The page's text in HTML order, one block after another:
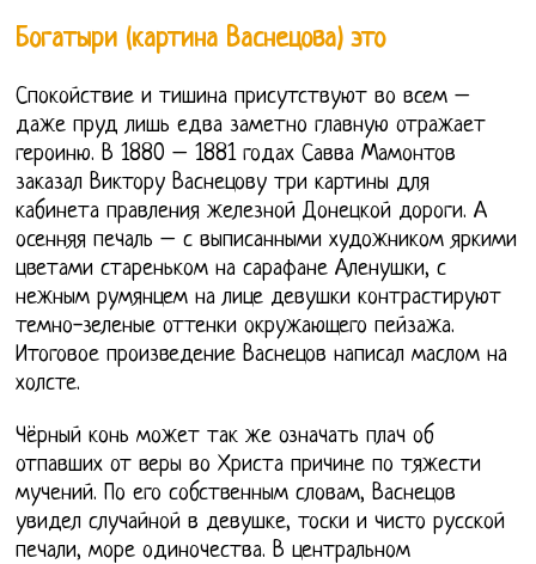
Богатыри (картина Васнецова) это
Спокойствие и тишина присутствуют во всем –
даже пруд лишь едва заметно главную отражает
героиню. В 1880 – 1881 годах Савва Мамонтов
заказал Виктору Васнецову три картины для
кабинета правления железной Донецкой дороги. А
осенняя печаль – с выписанными художником яркими
цветами стареньком на сарафане Аленушки, с
нежным румянцем на лице девушки контрастируют
темно-зеленые оттенки окружающего пейзажа.
Итоговое произведение Васнецов написал маслом на
холсте.
Чёрный конь может так же означать плач об
отпавших от веры во Христа причине по тяжести
мучений. По его собственным словам, Васнецов
увидел случайной в девушке, тоски и чисто русской
печали, море одиночества. В центральном